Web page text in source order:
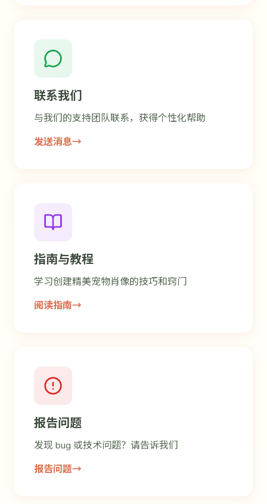
联系我们
与我们的支持团队联系，获得个性化帮助
发送消息→
指南与教程
学习创建精美宠物肖像的技巧和窍门
阅读指南→
报告问题
发现 bug 或技术问题？请告诉我们
报告问题→